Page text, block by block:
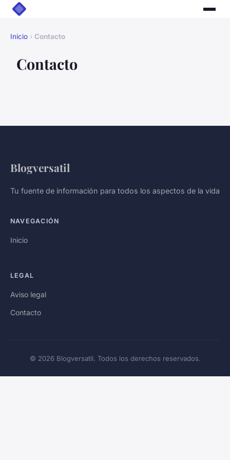
Inicio › Contacto
Contacto
Blogversatil
Tu fuente de información para todos los aspectos de la vida
NAVEGACIÓN
Inicio
LEGAL
Aviso legal
Contacto
© 2026 Blogversatil. Todos los derechos reservados.